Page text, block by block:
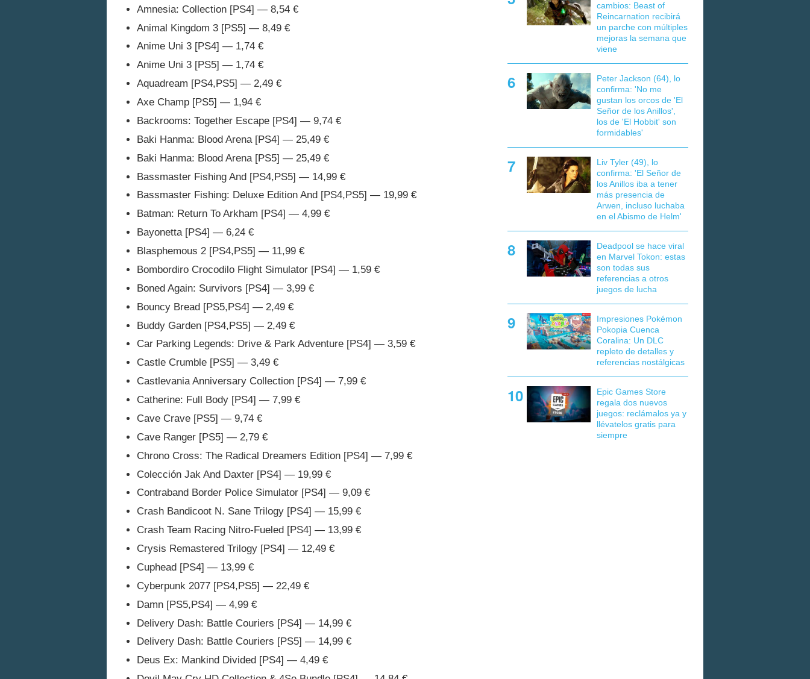
Amnesia: Collection [PS4] — 8,54 €
Animal Kingdom 3 [PS5] — 8,49 €
Anime Uni 3 [PS4] — 1,74 €
Anime Uni 3 [PS5] — 1,74 €
Aquadream [PS4,PS5] — 2,49 €
Axe Champ [PS5] — 1,94 €
Backrooms: Together Escape [PS4] — 9,74 €
Baki Hanma: Blood Arena [PS4] — 25,49 €
Baki Hanma: Blood Arena [PS5] — 25,49 €
Bassmaster Fishing And [PS4,PS5] — 14,99 €
Bassmaster Fishing: Deluxe Edition And [PS4,PS5] — 19,99 €
Batman: Return To Arkham [PS4] — 4,99 €
Bayonetta [PS4] — 6,24 €
Blasphemous 2 [PS4,PS5] — 11,99 €
Bombordiro Crocodilo Flight Simulator [PS4] — 1,59 €
Boned Again: Survivors [PS4] — 3,99 €
Bouncy Bread [PS5,PS4] — 2,49 €
Buddy Garden [PS4,PS5] — 2,49 €
Car Parking Legends: Drive & Park Adventure [PS4] — 3,59 €
Castle Crumble [PS5] — 3,49 €
Castlevania Anniversary Collection [PS4] — 7,99 €
Catherine: Full Body [PS4] — 7,99 €
Cave Crave [PS5] — 9,74 €
Cave Ranger [PS5] — 2,79 €
Chrono Cross: The Radical Dreamers Edition [PS4] — 7,99 €
Colección Jak And Daxter [PS4] — 19,99 €
Contraband Border Police Simulator [PS4] — 9,09 €
Crash Bandicoot N. Sane Trilogy [PS4] — 15,99 €
Crash Team Racing Nitro-Fueled [PS4] — 13,99 €
Crysis Remastered Trilogy [PS4] — 12,49 €
Cuphead [PS4] — 13,99 €
Cyberpunk 2077 [PS4,PS5] — 22,49 €
Damn [PS5,PS4] — 4,99 €
Delivery Dash: Battle Couriers [PS4] — 14,99 €
Delivery Dash: Battle Couriers [PS5] — 14,99 €
Deus Ex: Mankind Divided [PS4] — 4,49 €
cambios: Beast of
Reincarnation recibirá
un parche con múltiples
mejoras la semana que
viene
Peter Jackson (64), lo
confirma: 'No me
gustan los orcos de 'El
Señor de los Anillos',
los de 'El Hobbit' son
formidables'
Liv Tyler (49), lo
confirma: 'El Señor de
los Anillos iba a tener
más presencia de
Arwen, incluso luchaba
en el Abismo de Helm'
Deadpool se hace viral
en Marvel Tokon: estas
son todas sus
referencias a otros
juegos de lucha
Impresiones Pokémon
Pokopia Cuenca
Coralina: Un DLC
repleto de detalles y
referencias nostálgicas
Epic Games Store
regala dos nuevos
juegos: reclámalos ya y
llévatelos gratis para
siempre